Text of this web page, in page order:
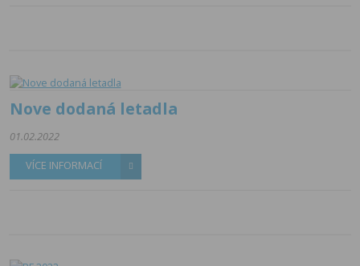
Nove dodaná letadla
01.02.2022
VÍCE INFORMACÍ